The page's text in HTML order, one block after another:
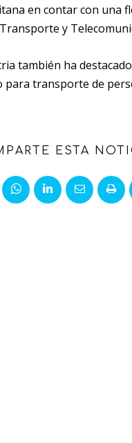
en contar con una
y
también ha
para transporte de
ESTA